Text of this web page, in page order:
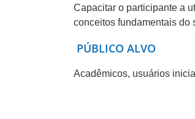
Capacitar o participante a
conceitos fundamentais do
PÚBLICO ALVO
Acadêmicos, usuários